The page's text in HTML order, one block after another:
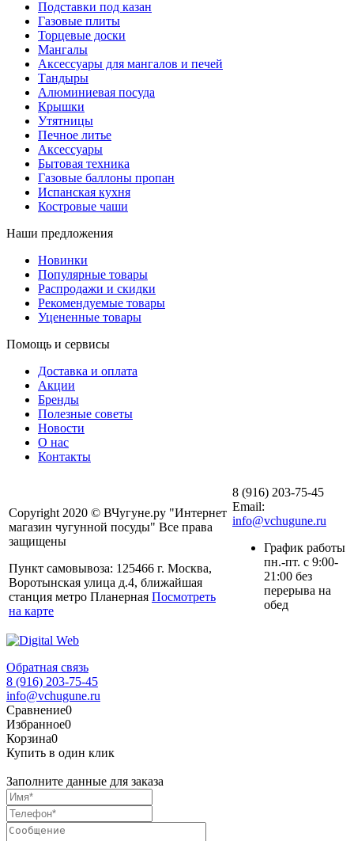
Подставки под казан
Газовые плиты
Торцевые доски
Мангалы
Аксессуары для мангалов и печей
Тандыры
Алюминиевая посуда
Крышки
Утятницы
Печное литье
Аксессуары
Бытовая техника
Газовые баллоны пропан
Испанская кухня
Костровые чаши
Наши предложения
Новинки
Популярные товары
Распродажи и скидки
Рекомендуемые товары
Уцененные товары
Помощь и сервисы
Доставка и оплата
Акции
Бренды
Полезные советы
Новости
О нас
Контакты
Copyright 2020 © ВЧугуне.ру "Интернет
магазин чугунной посуды" Все права
защищены
Пункт самовывоза: 125466 г. Москва,
Воротынская улица д.4, ближайшая
станция метро Планерная Посмотреть
на карте
8 (916) 203-75-45
Email:
info@vchugune.ru
График работы
пн.-пт. с 9:00-
21:00 без
перерыва на
обед
Обратная связь
8 (916) 203-75-45
info@vchugune.ru
Сравнение0
Избранное0
Корзина0
Купить в один клик
Заполните данные для заказа